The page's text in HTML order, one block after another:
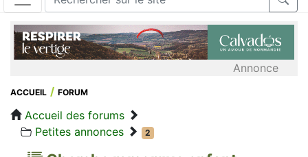
Annonce
ACCUEIL FORUM
Accueil des forums
Petites annonces
2